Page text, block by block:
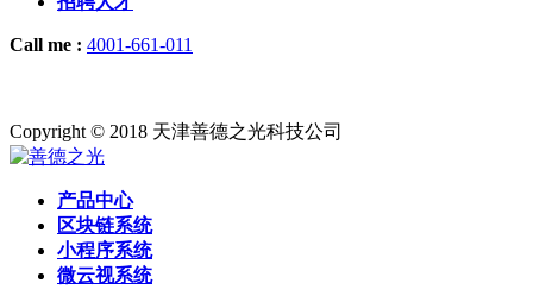
Call me : 4001-661-011
Copyright © 2018 天津善德之光科技公司
产品中心
区块链系统
小程序系统
微云视系统